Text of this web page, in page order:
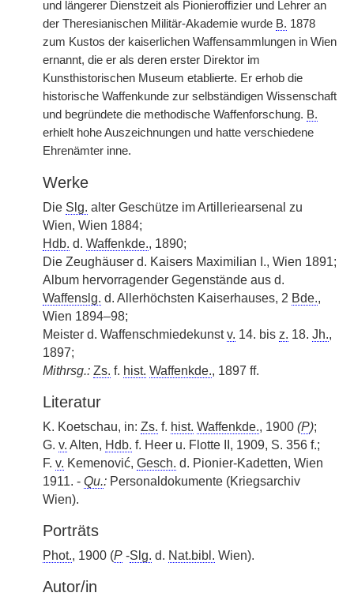
und längerer Dienstzeit als Pionieroffizier und Lehrer an
der Theresianischen Militär-Akademie wurde B. 1878
zum Kustos der kaiserlichen Waffensammlungen in Wien
ernannt, die er als deren erster Direktor im
Kunsthistorischen Museum etablierte. Er erhob die
historische Waffenkunde zur selbständigen Wissenschaft
und begründete die methodische Waffenforschung. B.
erhielt hohe Auszeichnungen und hatte verschiedene
Ehrenämter inne.
Werke
Die Slg. alter Geschütze im Artilleriearsenal zu
Wien, Wien 1884;
Hdb. d. Waffenkde., 1890;
Die Zeughäuser d. Kaisers Maximilian I., Wien 1891;
Album hervorragender Gegenstände aus d.
Waffenslg. d. Allerhöchsten Kaiserhauses, 2 Bde.,
Wien 1894–98;
Meister d. Waffenschmiedekunstv. 14. bis z. 18. Jh.,
1897;
Mithrsg.: Zs. f. hist. Waffenkde., 1897 ff.
Literatur
K. Koetschau, in: Zs. f. hist. Waffenkde., 1900 (P);
G. v. Alten, Hdb. f. Heer u. Flotte II, 1909, S. 356 f.;
F. v. Kemenović, Gesch. d. Pionier-Kadetten, Wien
1911. - Qu.: Personaldokumente (Kriegsarchiv
Wien).
Porträts
Phot., 1900 (P -Slg. d. Nat.bibl. Wien).
Autor/in